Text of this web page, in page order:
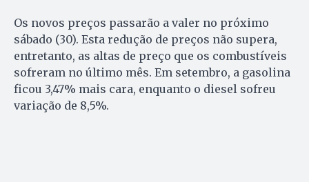
Os novos preços passarão a valer no próximo
sábado (30). Esta redução de preços não supera,
entretanto, as altas de preço que os combustíveis
sofreram no último mês. Em setembro, a gasolina
ficou 3,47% mais cara, enquanto o diesel sofreu
variação de 8,5%.